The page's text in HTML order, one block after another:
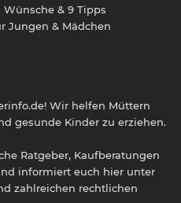
Wünsche & 9 Tipps
Jungen & Mädchen
Wir helfen Müttern
gesunde Kinder zu erziehen.
Ratgeber, Kaufberatungen
informiert euch hier unter
zahlreichen rechtlichen